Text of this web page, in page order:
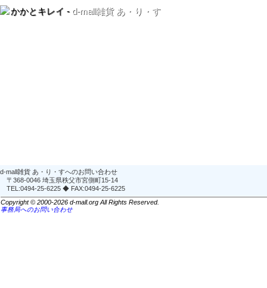
かかとキレイ - d-mall雑貨 あ・り・す
d-mall雑貨 あ・り・すへのお問い合わせ
〒368-0046 埼玉県秩父市宮側町15-14
TEL:0494-25-6225 ◆ FAX:0494-25-6225
Copyright © 2000-2026 d-mall.org All Rights Reserved.
事務局へのお問い合わせ